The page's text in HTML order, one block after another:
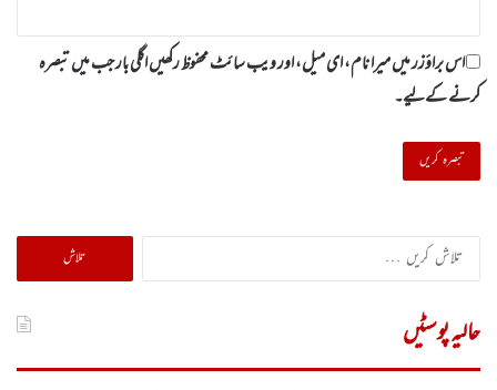
اس براؤزر میں میرا نام، ای میل، اور ویب سائٹ محفوظ رکھیں اگلی بار جب میں تبصرہ
کرنے کےلیے۔
تلاش
کریں
حالیہ پوسٹیں